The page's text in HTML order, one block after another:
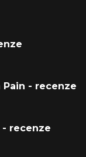
Pain - recenze
- recenze